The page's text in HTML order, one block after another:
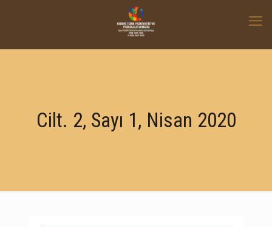
Cilt. 2, Sayı 1, Nisan 2020